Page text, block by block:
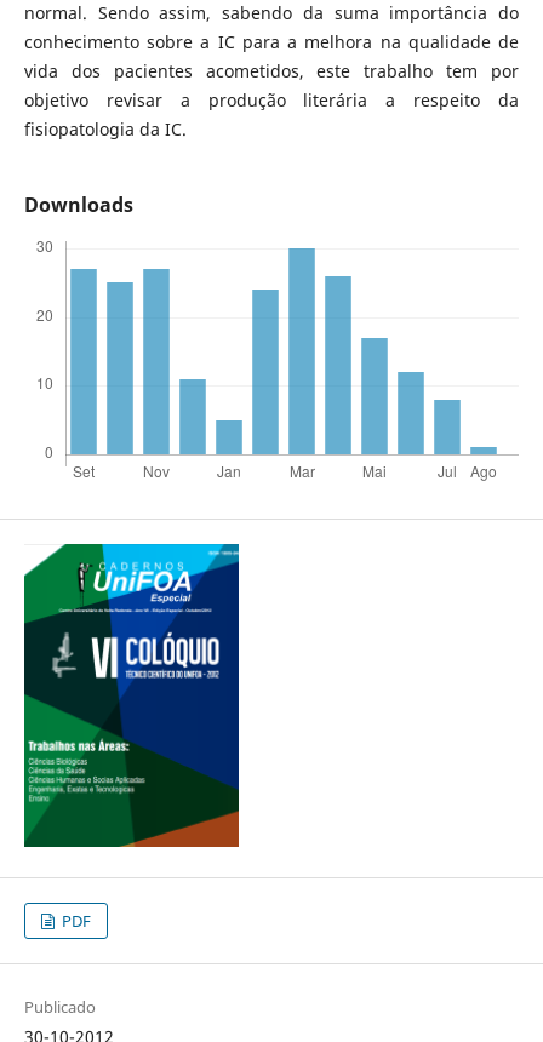
normal. Sendo assim, sabendo da suma importância do
conhecimento sobre a IC para a melhora na qualidade de
vida dos pacientes acometidos, este trabalho tem por
objetivo revisar a produção literária a respeito da
fisiopatologia da IC.
Downloads
PDF
Publicado
30-10-2012